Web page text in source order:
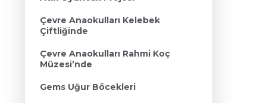
Çevre Anaokulları Kelebek
Çiftliğinde
Çevre Anaokulları Rahmi Koç
Müzesi’nde
Gems Uğur Böcekleri